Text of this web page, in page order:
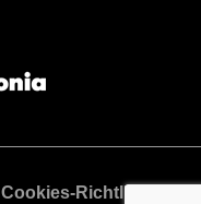
Cookies-Richtlinie